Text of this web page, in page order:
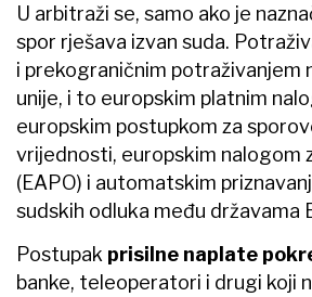
U arbitraži se, samo ako je
spor rješava izvan suda.
i prekograničnim potraživanjem
unije, i to europskim platnim
europskim postupkom za
vrijednosti, europskim nalogom
(EAPO) i automatskim
sudskih odluka među državama
Postupak prisilne naplate
banke, teleoperatori i drugi koji